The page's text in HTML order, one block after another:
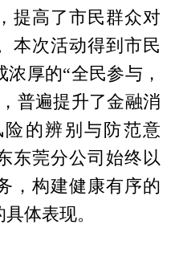
提高了市民群众对
本次活动得到市民
厚的“全民参与，
普遍提升了金融消
的辨别与防范意
东莞分公司始终以
，构建健康有序的
体表现。